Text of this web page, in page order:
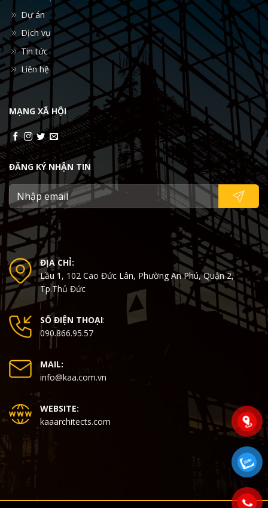
Dự án
Dịch vụ
Tin tức
Liên hệ
MẠNG XÃ HỘI
ĐĂNG KÝ NHẬN TIN
ĐỊA CHỈ:
Lầu 1, 102 Cao Đức Lân, Phường An Phú, Quận 2,
Tp.Thủ Đức
SỐ ĐIỆN THOẠI:
090.866.95.57
MAIL:
info@kaa.com.vn
WEBSITE:
kaaarchitects.com